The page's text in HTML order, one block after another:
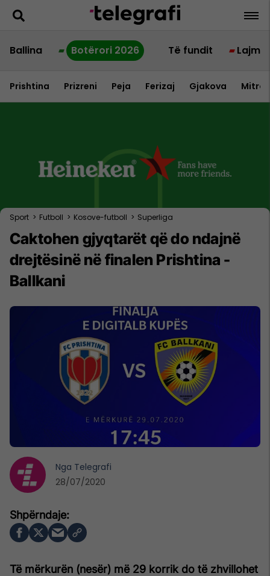
Ballina Botërori 2026 Të fundit Lajme
Prishtina Prizreni Peja Ferizaj Gjakova
Sport > Futboll > Kosove-futboll > Superliga
Caktohen gjyqtarët që do ndajnë
drejtësinë në finalen Prishtina -
Ballkani
Të mërkurën (nesër) më 29 korrik do të zhvillohet
Nga Telegrafi
28/07/2020